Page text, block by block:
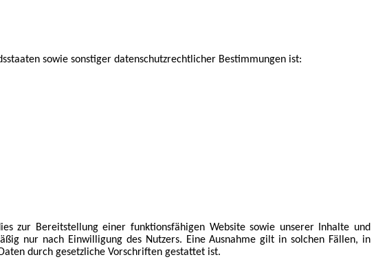
sowie sonstiger datenschutzrechtlicher Bestimmungen ist:
zur Bereitstellung einer funktionsfähigen Website sowie unserer Inhalte und
nur nach Einwilligung des Nutzers. Eine Ausnahme gilt in solchen Fällen, in
durch gesetzliche Vorschriften gestattet ist.